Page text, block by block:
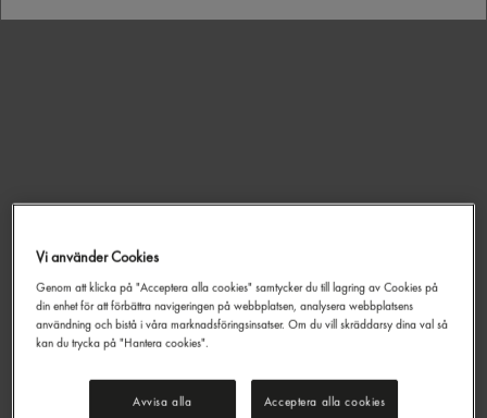
Cookie Chocolate 16x55g
Delicato880g
EAN:
LOGGA IN
Vi använder Cookies
Genom att klicka på "Acceptera alla cookies" samtycker du till lagring av Cookies på
din enhet för att förbättra navigeringen på webbplatsen, analysera webbplatsens
användning och bistå i våra marknadsföringsinsatser. Om du vill skräddarsy dina val så
kan du trycka på "Hantera cookies".
Avvisa alla Acceptera alla cookies